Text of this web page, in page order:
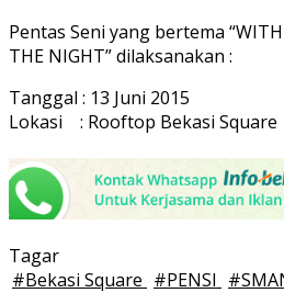
Pentas Seni yang bertema “WITH
THE NIGHT” dilaksanakan :
Tanggal : 13 Juni 2015
Lokasi : Rooftop Bekasi Square
Tagar
#Bekasi Square #PENSI #